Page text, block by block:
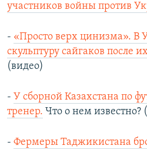
участников войны против
- «Просто верх цинизма». В
скульптуру сайгаков после
(видео)
- У сборной Казахстана по
тренер. Что о нем известно?
- Фермеры Таджикистана